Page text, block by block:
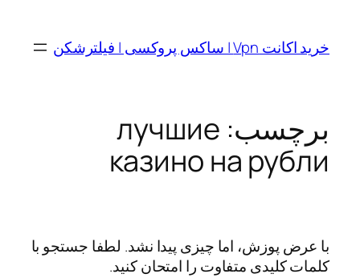
محتواخرید اکانت Vpn | ساکس پروکسی | فیلترشکن
برچسب: лучшие
казино на рубли
با عرض پوزش، اما چیزی پیدا نشد. لطفا جستجو با
کلمات کلیدی متفاوت را امتحان کنید.